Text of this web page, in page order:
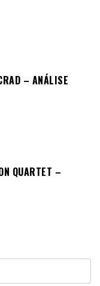
– ANÁLISE
QUARTET –